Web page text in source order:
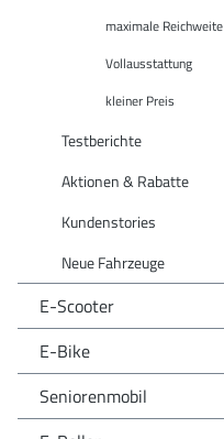
maximale Reichweite
Vollausstattung
kleiner Preis
Testberichte
Aktionen & Rabatte
Kundenstories
Neue Fahrzeuge
E-Scooter
E-Bike
Seniorenmobil